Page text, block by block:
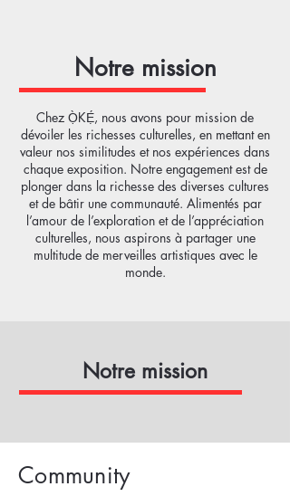
Notre mission
Chez Ọ̀KẸ́, nous avons pour mission de
dévoiler les richesses culturelles, en mettant en
valeur nos similitudes et nos expériences dans
chaque exposition. Notre engagement est de
plonger dans la richesse des diverses cultures
et de bâtir une communauté. Alimentés par
l’amour de l’exploration et de l’appréciation
culturelles, nous aspirons à partager une
multitude de merveilles artistiques avec le
monde.
Notre mission
Community